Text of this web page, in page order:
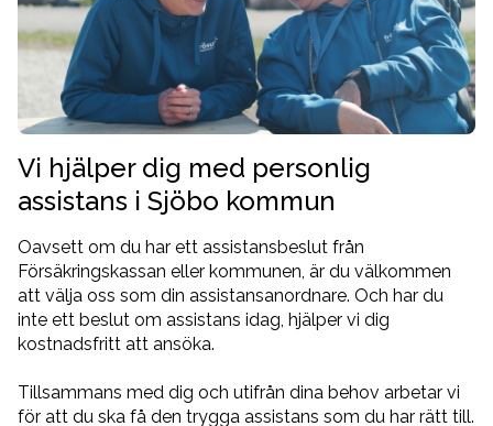
Vi hjälper dig med personlig
assistans i Sjöbo kommun
Oavsett om du har ett assistansbeslut från
Försäkringskassan eller kommunen, är du välkommen
att välja oss som din assistansanordnare. Och har du
inte ett beslut om assistans idag, hjälper vi dig
kostnadsfritt att ansöka.
Tillsammans med dig och utifrån dina behov arbetar vi
för att du ska få den trygga assistans som du har rätt till.